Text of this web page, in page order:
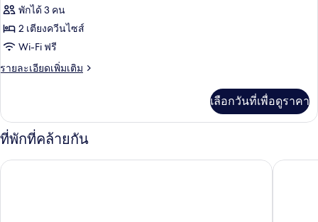
ห้อง
ซู
พี
เรีย
วิว
สวน
พักได้ 3 คน
2 เตียงควีนไซส์
Wi-Fi ฟรี
รายละเอียดเพิ่มเติม
ราย
เกี่ยว
กับ
ห้อง
พี
เลือกวันที่เพื่อดูราคา
ที่พักที่คล้ายกัน
Bristol Hotel Central